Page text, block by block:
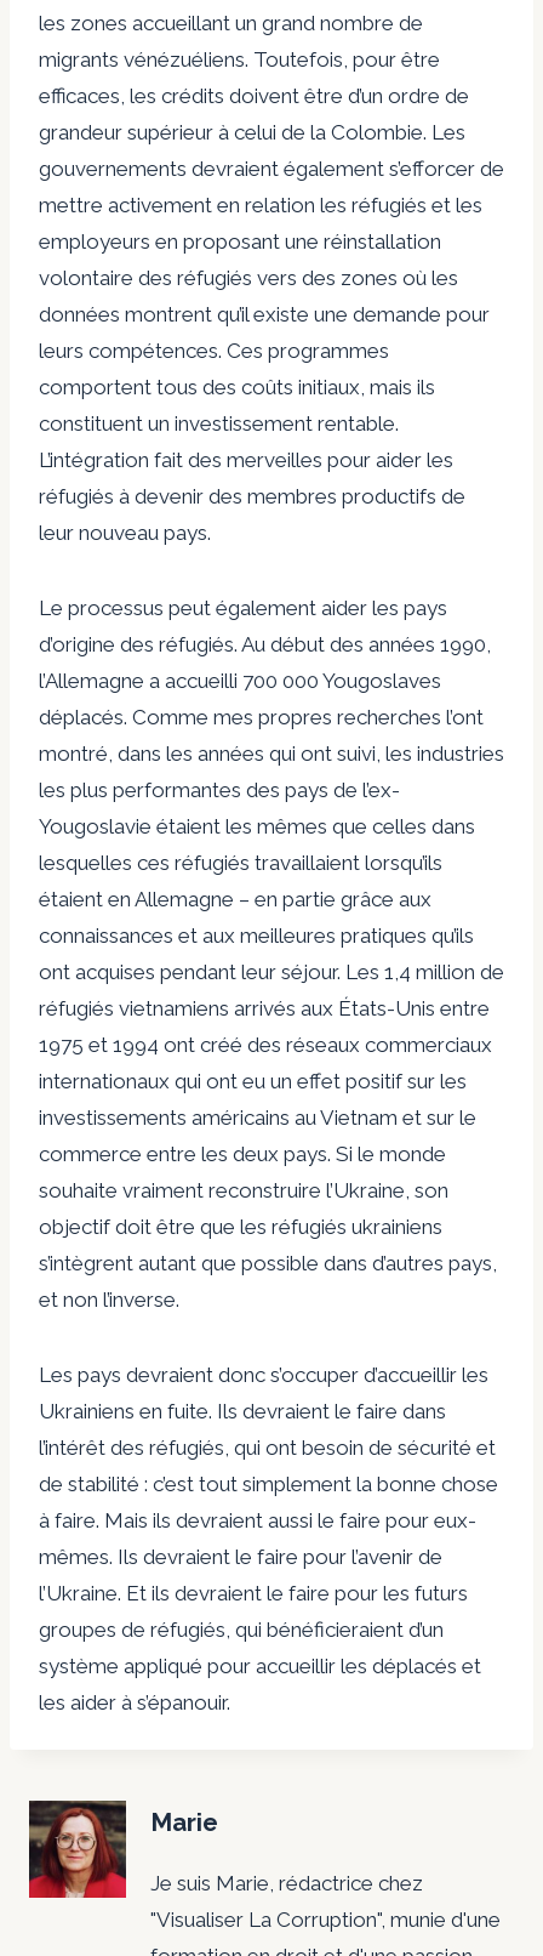
les zones accueillant un grand nombre de
migrants vénézuéliens. Toutefois, pour être
efficaces, les crédits doivent être d’un ordre de
grandeur supérieur à celui de la Colombie. Les
gouvernements devraient également s’efforcer de
mettre activement en relation les réfugiés et les
employeurs en proposant une réinstallation
volontaire des réfugiés vers des zones où les
données montrent qu’il existe une demande pour
leurs compétences. Ces programmes
comportent tous des coûts initiaux, mais ils
constituent un investissement rentable.
L’intégration fait des merveilles pour aider les
réfugiés à devenir des membres productifs de
leur nouveau pays.
Le processus peut également aider les pays
d’origine des réfugiés. Au début des années 1990,
l’Allemagne a accueilli 700 000 Yougoslaves
déplacés. Comme mes propres recherches l’ont
montré, dans les années qui ont suivi, les industries
les plus performantes des pays de l’ex-
Yougoslavie étaient les mêmes que celles dans
lesquelles ces réfugiés travaillaient lorsqu’ils
étaient en Allemagne – en partie grâce aux
connaissances et aux meilleures pratiques qu’ils
ont acquises pendant leur séjour. Les 1,4 million de
réfugiés vietnamiens arrivés aux États-Unis entre
1975 et 1994 ont créé des réseaux commerciaux
internationaux qui ont eu un effet positif sur les
investissements américains au Vietnam et sur le
commerce entre les deux pays. Si le monde
souhaite vraiment reconstruire l’Ukraine, son
objectif doit être que les réfugiés ukrainiens
s’intègrent autant que possible dans d’autres pays,
et non l’inverse.
Les pays devraient donc s’occuper d’accueillir les
Ukrainiens en fuite. Ils devraient le faire dans
l’intérêt des réfugiés, qui ont besoin de sécurité et
de stabilité : c’est tout simplement la bonne chose
à faire. Mais ils devraient aussi le faire pour eux-
mêmes. Ils devraient le faire pour l’avenir de
l’Ukraine. Et ils devraient le faire pour les futurs
groupes de réfugiés, qui bénéficieraient d’un
système appliqué pour accueillir les déplacés et
les aider à s’épanouir.
Marie
Je suis Marie, rédactrice chez
"Visualiser La Corruption", munie d'une